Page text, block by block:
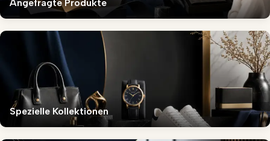
Angefragte Produkte
Spezielle Kollektionen